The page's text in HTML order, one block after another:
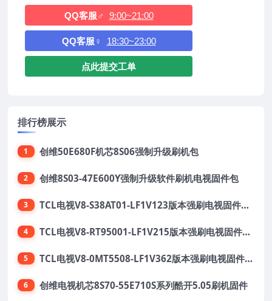
QQ客服♂ 9:00~21:00
QQ客服♀ 18:30~23:00
点此提交工单
排行榜展示
1 创维50E680F机芯8S06强制升级刷机包
2 创维8S03-47E600Y强制升级软件刷机电视固件包
3 TCL电视V8-S38AT01-LF1V123版本强刷电视固件包下载
4 TCL电视V8-RT95001-LF1V215版本强刷电视固件包下载
5 TCL电视V8-0MT5508-LF1V362版本强刷电视固件包下载
6 创维电视机芯8S70-55E710S系列酷开5.05刷机固件